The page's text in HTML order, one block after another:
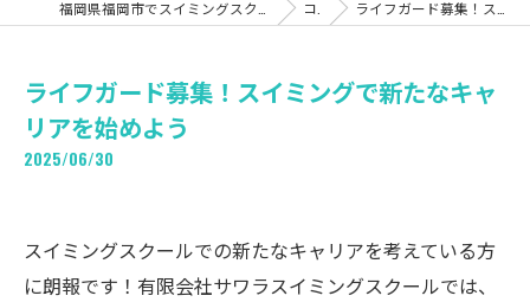
コラム ライフガード募集！スイミングで新たなキャリアを始めよう
ライフガード募集！スイミングで新たなキャ
リアを始めよう
2025/06/30
スイミングスクールでの新たなキャリアを考えている方
に朗報です！有限会社サワラスイミングスクールでは、